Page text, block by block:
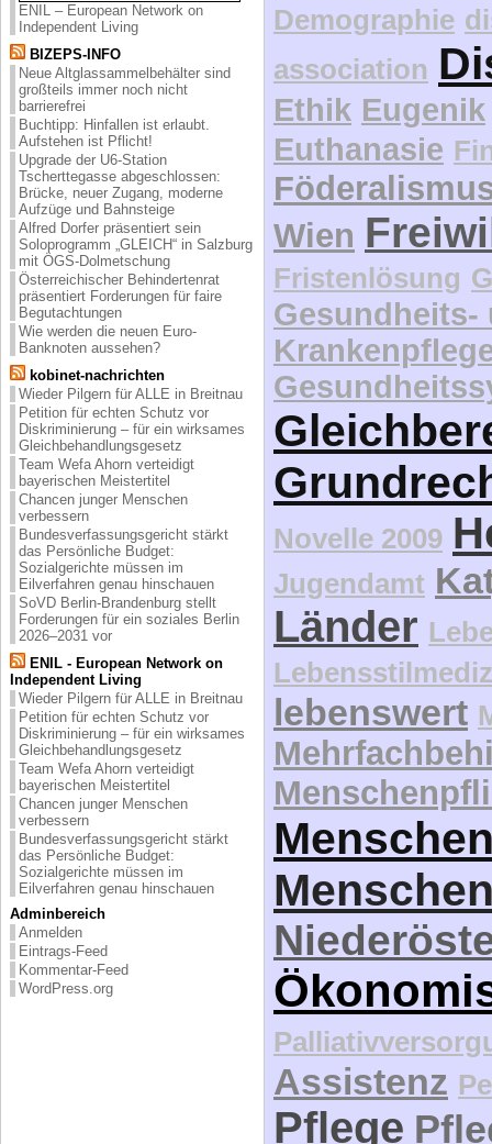
ENIL – European Network on
Independent Living
BIZEPS-INFO
Neue Altglassammelbehälter sind
großteils immer noch nicht
barrierefrei
Buchtipp: Hinfallen ist erlaubt.
Aufstehen ist Pflicht!
Upgrade der U6-Station
Tscherttegasse abgeschlossen:
Brücke, neuer Zugang, moderne
Aufzüge und Bahnsteige
Alfred Dorfer präsentiert sein
Soloprogramm „GLEICH“ in Salzburg
mit ÖGS-Dolmetschung
Österreichischer Behindertenrat
präsentiert Forderungen für faire
Begutachtungen
Wie werden die neuen Euro-
Banknoten aussehen?
kobinet-nachrichten
Wieder Pilgern für ALLE in Breitnau
Petition für echten Schutz vor
Diskriminierung – für ein wirksames
Gleichbehandlungsgesetz
Team Wefa Ahorn verteidigt
bayerischen Meistertitel
Chancen junger Menschen
verbessern
Bundesverfassungsgericht stärkt
das Persönliche Budget:
Sozialgerichte müssen im
Eilverfahren genau hinschauen
SoVD Berlin-Brandenburg stellt
Forderungen für ein soziales Berlin
2026–2031 vor
ENIL - European Network on
Independent Living
Wieder Pilgern für ALLE in Breitnau
Petition für echten Schutz vor
Diskriminierung – für ein wirksames
Gleichbehandlungsgesetz
Team Wefa Ahorn verteidigt
bayerischen Meistertitel
Chancen junger Menschen
verbessern
Bundesverfassungsgericht stärkt
das Persönliche Budget:
Sozialgerichte müssen im
Eilverfahren genau hinschauen
Adminbereich
Anmelden
Eintrags-Feed
Kommentar-Feed
WordPress.org
Demographie
association
Ethik Eugenik
Euthanasie
Wien
Fristenlösung
Gesundheits-
Novelle 2009
Jugendamt
Länder
lebenswert
Assistenz
Pflege